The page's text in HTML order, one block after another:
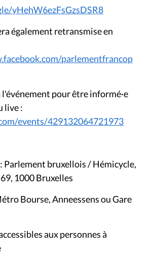
yHehW6ezFsGzsDSR8
également retransmise en
parlementfrancop
pour être informé·e
live :
events/429132064721973
Parlement bruxellois / Hémicycle,
1000 Bruxelles
Bourse, Anneessens ou Gare
aux personnes à